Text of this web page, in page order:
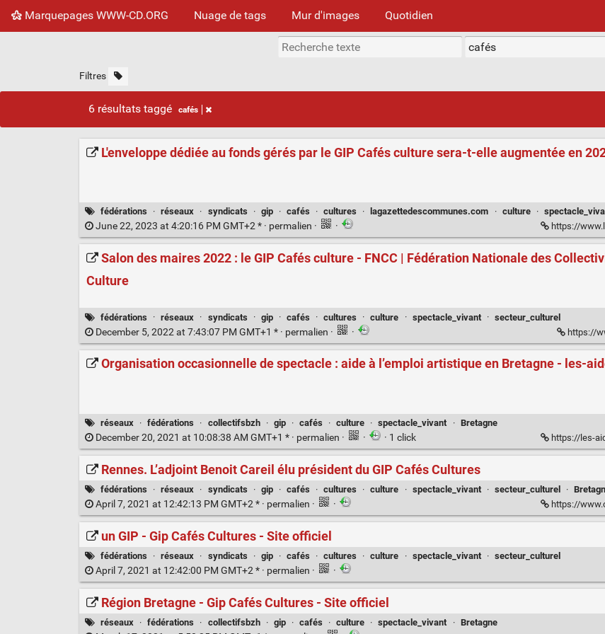
Marquepages WWW-CD.ORG Nuage de tags Mur d'images Quotidien
Filtres
6 résultats taggé cafés
L'enveloppe dédiée au fonds gérés par le GIP Cafés culture sera-t-elle augmentée en
fédérations · réseaux · syndicats · gip · cafés · cultures · lagazettedescommunes.com · culture ·
June 22, 2023 at 4:20:16 PM GMT+2 * · permalien · · https://
Salon des maires 2022 : le GIP Cafés culture - FNCC | Fédération Nationale des
Culture
fédérations · réseaux · syndicats · gip · cafés · cultures · culture · spectacle_vivant · secteur_culturel
December 5, 2022 at 7:43:07 PM GMT+1 * · permalien · · https://
Organisation occasionnelle de spectacle : aide à l’emploi artistique en Bretagne - les-
réseaux · fédérations · collectifsbzh · gip · cafés · culture · spectacle_vivant · Bretagne
December 20, 2021 at 10:08:38 AM GMT+1 * · permalien · · · 1 click https://les-aides.fr/aide/
Rennes. L’adjoint Benoit Careil élu président du GIP Cafés Cultures
fédérations · réseaux · syndicats · gip · cafés · cultures · culture · spectacle_vivant · secteur_culturel ·
April 7, 2021 at 12:42:13 PM GMT+2 * · permalien · · https://www.ouest-
un GIP - Gip Cafés Cultures - Site officiel
fédérations · réseaux · syndicats · gip · cafés · cultures · culture · spectacle_vivant · secteur_culturel
April 7, 2021 at 12:42:00 PM GMT+2 * · permalien · ·
Région Bretagne - Gip Cafés Cultures - Site officiel
réseaux · fédérations · collectifsbzh · gip · cafés · culture · spectacle_vivant · Bretagne